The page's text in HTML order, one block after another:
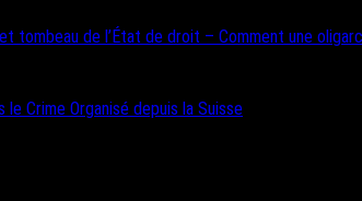
tombeau de l’État de droit – Comment une
Crime Organisé depuis la Suisse